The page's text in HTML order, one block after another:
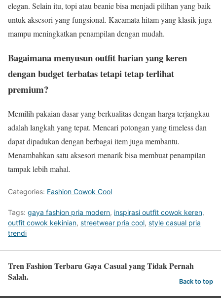
elegan. Selain itu, topi atau beanie bisa menjadi pilihan yang baik
untuk aksesori yang fungsional. Kacamata hitam yang klasik juga
mampu meningkatkan penampilan dengan mudah.
Bagaimana menyusun outfit harian yang keren
dengan budget terbatas tetapi tetap terlihat
premium?
Memilih pakaian dasar yang berkualitas dengan harga terjangkau
adalah langkah yang tepat. Mencari potongan yang timeless dan
dapat dipadukan dengan berbagai item juga membantu.
Menambahkan satu aksesori menarik bisa membuat penampilan
tampak lebih mahal.
Categories: Fashion Cowok Cool
Tags: gaya fashion pria modern, inspirasi outfit cowok keren,
outfit cowok kekinian, streetwear pria cool, style casual pria
trendi
Tren Fashion Terbaru Gaya Casual yang Tidak Pernah
Salah.
Back to top